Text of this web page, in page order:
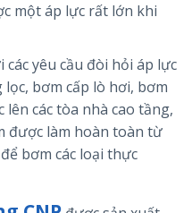
một áp lực rất lớn khi
yêu cầu đòi hỏi áp lực
bơm cấp lò hơi, bơm
lên các tòa nhà cao tầng,
được làm hoàn toàn từ
bơm các loại thực